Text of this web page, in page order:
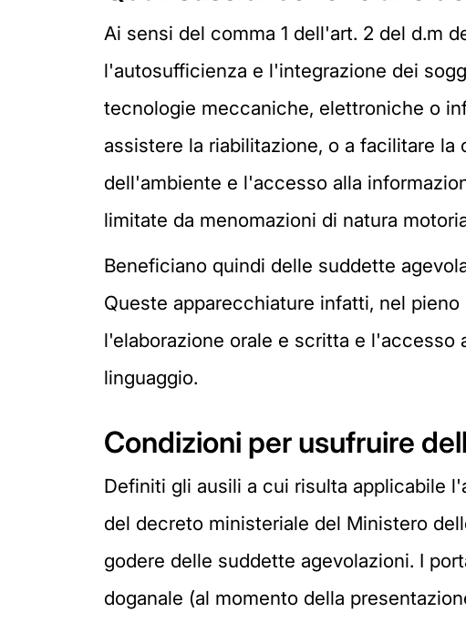
Ai sensi del comma 1 dell'art. 2 del d.m
l'autosufficienza e l'integrazione dei
tecnologie meccaniche, elettroniche o
assistere la riabilitazione, o a facilitare
dell'ambiente e l'accesso alla
limitate da menomazioni di natura
Beneficiano quindi delle suddette
Queste apparecchiature infatti, nel
l'elaborazione orale e scritta e
linguaggio.
Condizioni per usufruire
Definiti gli ausili a cui risulta applicabile
del decreto ministeriale del Ministero
godere delle suddette agevolazioni. I
doganale (al momento della